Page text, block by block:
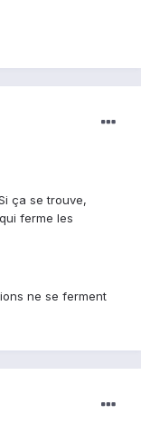
ça se trouve,
ferme les
ne se ferment